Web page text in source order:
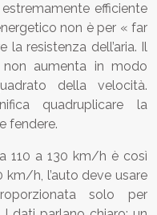
efficiente
non è per « far
la resistenza dell’aria. Il
aumenta in modo
della velocità.
quadruplicare la
fendere.
110 a 130 km/h è così
km/h, l’auto deve usare
solo per